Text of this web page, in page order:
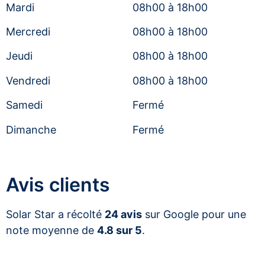
Mardi
08h00 à 18h00
Mercredi
08h00 à 18h00
Jeudi
08h00 à 18h00
Vendredi
08h00 à 18h00
Samedi
Fermé
Dimanche
Fermé
Avis clients
Solar Star a récolté 24 avis sur Google pour une
note moyenne de 4.8 sur 5.